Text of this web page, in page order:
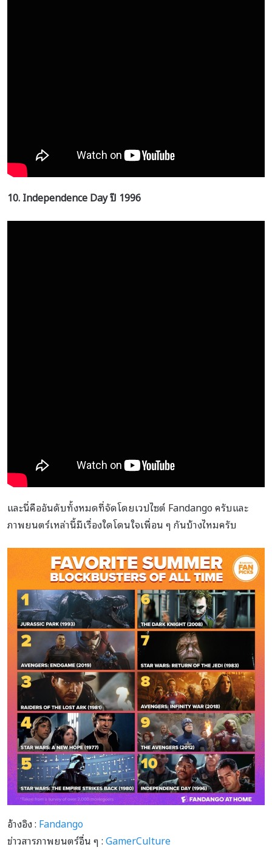
10. Independence Day ปี 1996
และนี่คืออันดับทั้งหมดที่จัดโดยเวปไซต์ Fandango ครับและ
ภาพยนตร์เหล่านี้มีเรื่องใดโดนใจเพื่อน ๆ กันบ้างไหมครับ
อ้างอิง : Fandango
ข่าวสารภาพยนตร์อื่น ๆ :GamerCulture